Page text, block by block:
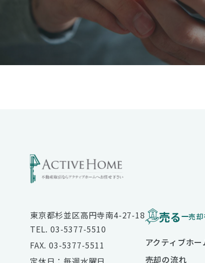
東京都杉並区高円寺南4-27-18
TEL. 03-5377-5510
FAX. 03-5377-5511
売る 売
アクティブホ
売却の流れ